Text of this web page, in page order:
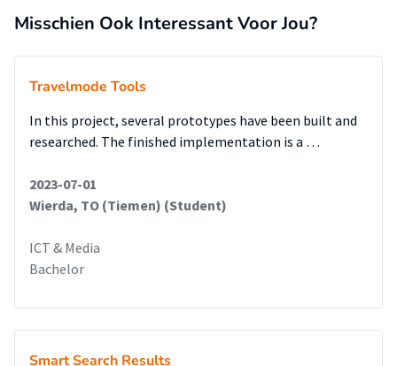
Misschien Ook Interessant Voor Jou?
Travelmode Tools
In this project, several prototypes have been built and
researched. The finished implementation is a …
2023-07-01
Wierda, TO (Tiemen) (Student)
ICT & Media
Bachelor
Smart Search Results